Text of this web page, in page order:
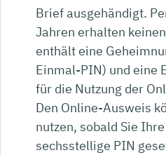
Briefausgehändigt.
Jahren erhalten
enthält eine
Einmal-PIN) und eine
für die Nutzung der
Den Online-Ausweis
nutzen, sobald Sie
sechsstellige PIN